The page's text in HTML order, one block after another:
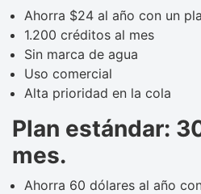
Ahorra $24 al año con un
1.200 créditos al mes
Sin marca de agua
Uso comercial
Alta prioridad en la cola
Plan estándar:
mes.
Ahorra 60 dólares al año